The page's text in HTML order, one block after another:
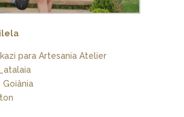
para Artesania Atelier
Goiânia